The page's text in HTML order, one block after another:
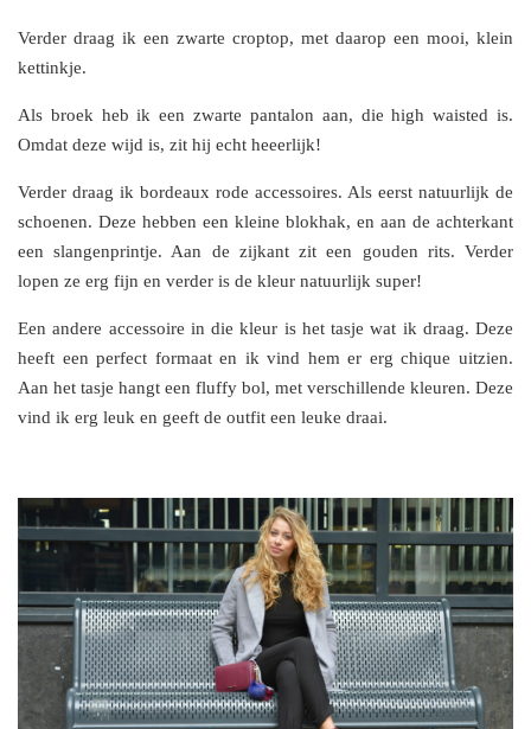
Verder draag ik een zwarte croptop, met daarop een mooi, klein
kettinkje.
Als broek heb ik een zwarte pantalon aan, die high waisted is.
Omdat deze wijd is, zit hij echt heeerlijk!
Verder draag ik bordeaux rode accessoires. Als eerst natuurlijk de
schoenen. Deze hebben een kleine blokhak, en aan de achterkant
een slangenprintje. Aan de zijkant zit een gouden rits. Verder
lopen ze erg fijn en verder is de kleur natuurlijk super!
Een andere accessoire in die kleur is het tasje wat ik draag. Deze
heeft een perfect formaat en ik vind hem er erg chique uitzien.
Aan het tasje hangt een fluffy bol, met verschillende kleuren. Deze
vind ik erg leuk en geeft de outfit een leuke draai.